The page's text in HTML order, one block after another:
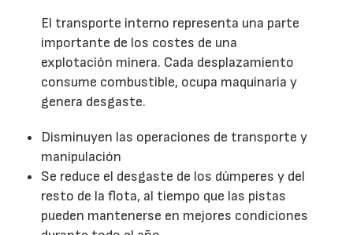
El transporte interno representa una parte
importante de los costes de una
explotación minera. Cada desplazamiento
consume combustible, ocupa maquinaria y
genera desgaste.
Disminuyen las operaciones de transporte y
manipulación
Se reduce el desgaste de los dúmperes y del
resto de la flota, al tiempo que las pistas
pueden mantenerse en mejores condiciones